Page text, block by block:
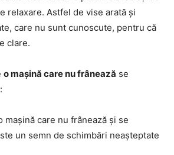
relaxare. Astfel de vise arată și
care nu sunt cunoscute, pentru că
clare.
o mașină care nu frânează se
mașină care nu frânează și se
un semn de schimbări neașteptate